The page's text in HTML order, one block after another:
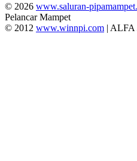
© 2026 www.saluran-
Pelancar Mampet
© 2012 www.winnpi.com | ALFA